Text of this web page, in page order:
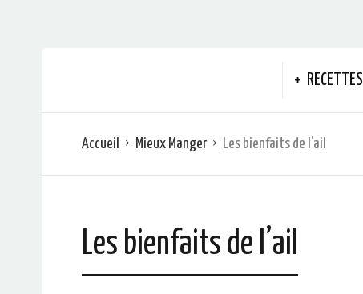
RECETTES
Accueil Mieux Manger Les bienfaits de l’ail
Les bienfaits de l’ail